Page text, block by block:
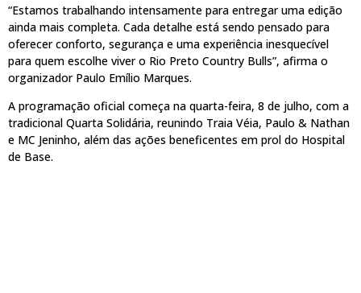
“Estamos trabalhando intensamente para entregar uma edição
ainda mais completa. Cada detalhe está sendo pensado para
oferecer conforto, segurança e uma experiência inesquecível
para quem escolhe viver o Rio Preto Country Bulls”, afirma o
organizador Paulo Emílio Marques.
A programação oficial começa na quarta-feira, 8 de julho, com a
tradicional Quarta Solidária, reunindo Traia Véia, Paulo & Nathan
e MC Jeninho, além das ações beneficentes em prol do Hospital
de Base.